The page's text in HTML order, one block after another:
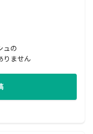
ュの
りません